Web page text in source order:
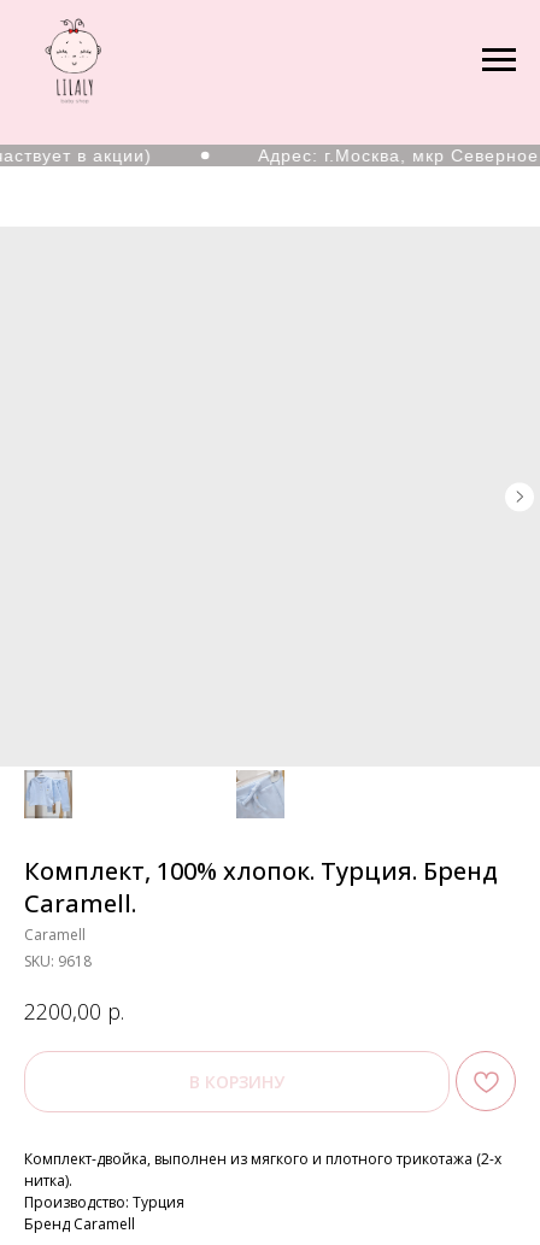
в акции) Адрес: г.Москва, мкр Северное
Комплект, 100% хлопок. Турция. Бренд
Caramell.
Caramell
SKU: 9618
2200,00 р.
В КОРЗИНУ
Комплект-двойка, выполнен из мягкого и плотного трикотажа (2-х
нитка).
Производство: Турция
Бренд Caramell